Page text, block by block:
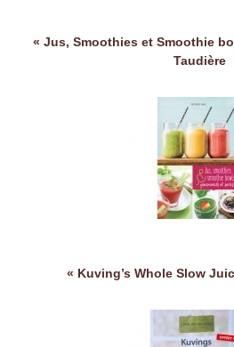
« Jus, Smoothies et Smoothie
Taudière
« Kuving’s Whole Slow